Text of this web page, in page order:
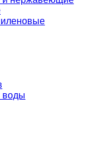
воды